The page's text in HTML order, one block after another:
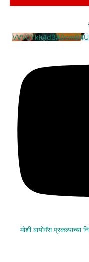
मोशी बायोगॅस प्रकल्पाच्या